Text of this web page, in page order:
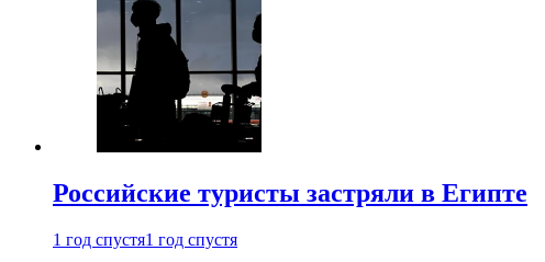
Российские туристы застряли в Египте
1 год спустя1 год спустя